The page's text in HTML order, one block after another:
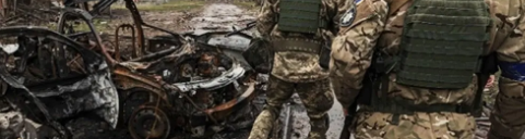
Gaziantep
Giresun
Gümüşhane